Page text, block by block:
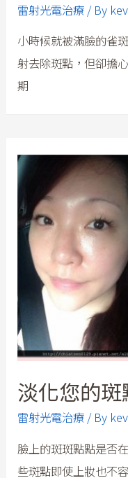
雷射光電治療 / By
小時候就被滿臉的雀
射去除斑點，但卻擔
期
淡化您的
雷射光電治療 / By
臉上的斑斑點點是否
些斑點即使上妝也不